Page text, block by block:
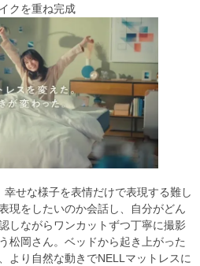
クを重ね完成
せな様子を表情だけで表現する難し
現をしたいのか会話し、自分がどん
しながらワンカットずつ丁寧に撮影
松岡さん。ベッドから起き上がった
より自然な動きでNELLマットレスに